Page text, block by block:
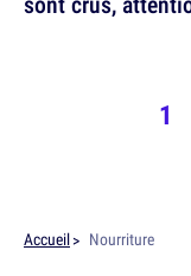
1
Accueil Nourriture